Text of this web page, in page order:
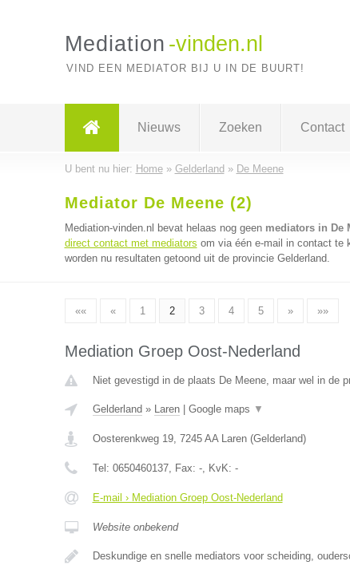
Mediation -vinden.nl
VIND EEN MEDIATOR BIJ U IN DE BUURT!
Nieuws Zoeken Contact
U bent nu hier: Home» Gelderland » De Meene
Mediator De Meene (2)
Mediation-vinden.nl bevat helaas nog geen mediators in De
direct contact met mediators om via één e-mail in contact te
worden nu resultaten getoond uit de provincie Gelderland.
«« « 1 2 3 4 5 » »»
Mediation Groep Oost-Nederland
Niet gevestigd in de plaats De Meene, maar wel in de
Gelderland » Laren| Google maps ▼
Oosterenkweg 19, 7245 AA Laren(Gelderland)
Tel: 0650460137, Fax: -, KvK: -
E-mail › Mediation Groep Oost-Nederland
Website onbekend
Deskundige en snelle mediators voor scheiding,